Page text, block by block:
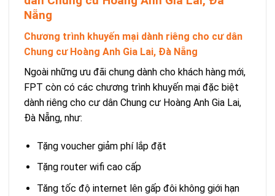
Nẵng
Chương trình khuyến mại dành riêng cho cư dân
Chung cư Hoàng Anh Gia Lai, Đà Nẵng
Ngoài những ưu đãi chung dành cho khách hàng mới,
FPT còn có các chương trình khuyến mại đặc biệt
dành riêng cho cư dân Chung cư Hoàng Anh Gia Lai,
Đà Nẵng, như:
Tặng voucher giảm phí lắp đặt
Tặng router wifi cao cấp
Tăng tốc độ internet lên gấp đôi không giới hạn